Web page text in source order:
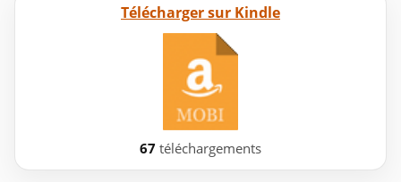
Télécharger sur Kindle
67 téléchargements